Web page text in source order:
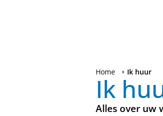
Home Ik huur
Ik
Alles over uw